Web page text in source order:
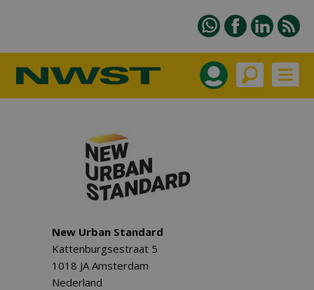
New Urban Standard
Kattenburgsestraat 5
1018 JA Amsterdam
Nederland